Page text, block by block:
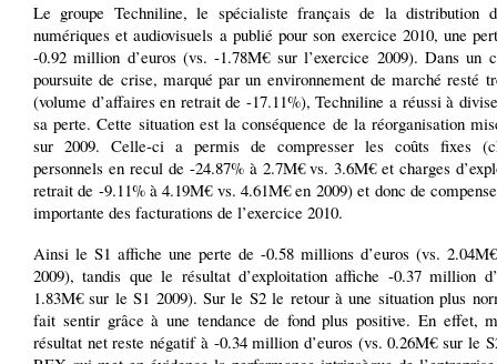
Le groupe Techniline, le spécialiste français de la distribution
numériques et audiovisuels a publié pour son exercice 2010, une
-0.92 million d’euros (vs. -1.78M€ sur l’exercice 2009). Dans un
poursuite de crise, marqué par un environnement de marché resté
(volume d’affaires en retrait de -17.11%), Techniline a réussi à
sa perte. Cette situation est la conséquence de la réorganisation
sur 2009. Celle-ci a permis de compresser les coûts fixes
personnels en recul de -24.87% à 2.7M€ vs. 3.6M€ et charges
retrait de -9.11% à 4.19M€ vs. 4.61M€ en 2009) et donc de
importante des facturations de l’exercice 2010.
Ainsi le S1 affiche une perte de -0.58 millions d’euros (vs.
2009), tandis que le résultat d’exploitation affiche -0.37 million
1.83M€ sur le S1 2009). Sur le S2 le retour à une situation plus
fait sentir grâce à une tendance de fond plus positive. En effet,
résultat net reste négatif à -0.34 million d’euros (vs. 0.26M€ sur le